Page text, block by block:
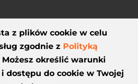
z plików cookie w celu
zgodnie z Polityką
określić warunki
dostępu do cookie w Twojej